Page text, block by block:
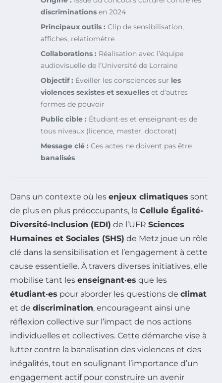
discriminations en 2024
Principaux outils : Clip de sensibilisation,
affiches, relatiomètre
Collaborations : Réalisation avec l’équipe
audiovisuelle de l’Université de Lorraine
Objectif : Éveiller les consciences sur les
violences sexistes et sexuelles et d’autres
formes de pouvoir
Public cible : Étudiant·es et enseignant·es de
tous niveaux (licence, master, doctorat)
Message clé : Ces actes ne doivent pas être
banalisés
Dans un contexte où les enjeux climatiques sont
de plus en plus préoccupants, la Cellule Égalité-
Diversité-Inclusion (EDI) de l’UFR Sciences
Humaines et Sociales (SHS) de Metz joue un rôle
clé dans la sensibilisation et l’engagement à cette
cause essentielle. À travers diverses initiatives, elle
mobilise tant les enseignant·es que les
étudiant·es pour aborder les questions de climat
et de discrimination, encourageant ainsi une
réflexion collective sur l’impact de nos actions
individuelles et collectives. Cette démarche vise à
lutter contre la banalisation des violences et des
inégalités, tout en soulignant l’importance d’un
engagement actif pour construire un avenir